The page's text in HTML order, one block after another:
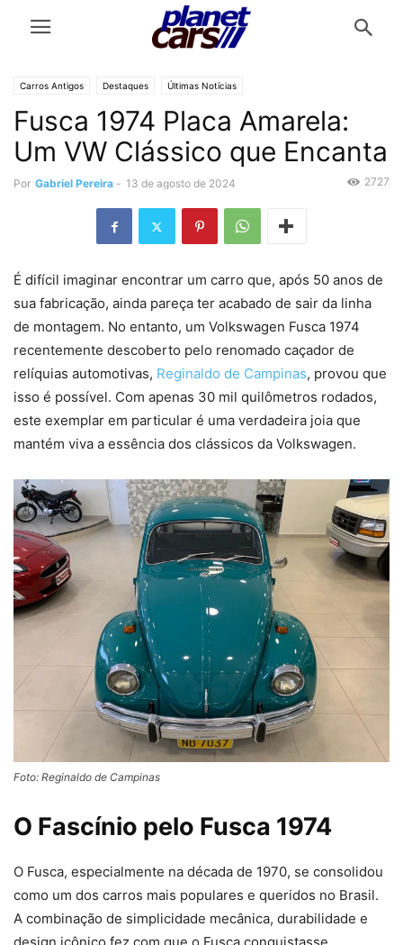
Carros Antigos Destaques Últimas Notícias
Fusca 1974 Placa Amarela:
Um VW Clássico que Encanta
Por Gabriel Pereira - 13 de agosto de 2024 2727
É difícil imaginar encontrar um carro que, após 50 anos de
sua fabricação, ainda pareça ter acabado de sair da linha
de montagem. No entanto, um Volkswagen Fusca 1974
recentemente descoberto pelo renomado caçador de
relíquias automotivas, Reginaldo de Campinas, provou que
isso é possível. Com apenas 30 mil quilômetros rodados,
este exemplar em particular é uma verdadeira joia que
mantém viva a essência dos clássicos da Volkswagen.
Foto: Reginaldo de Campinas
O Fascínio pelo Fusca 1974
O Fusca, especialmente na década de 1970, se consolidou
como um dos carros mais populares e queridos no Brasil.
A combinação de simplicidade mecânica, durabilidade e